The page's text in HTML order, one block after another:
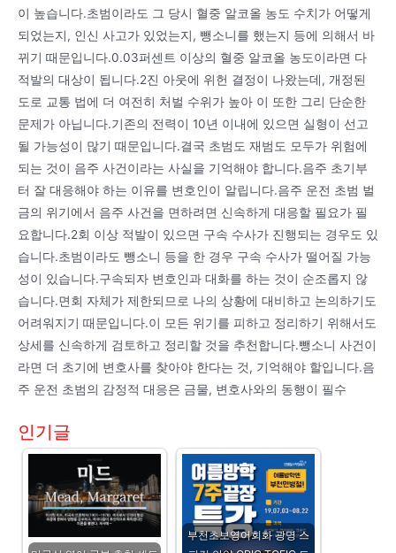
이 높습니다.초범이라도 그 당시 혈중 알코올 농도 수치가 어떻게
되었는지, 인신 사고가 있었는지, 뺑소니를 했는지 등에 의해서 바
뀌기 때문입니다.0.03퍼센트 이상의 혈중 알코올 농도이라면 다
적발의 대상이 됩니다.2진 아웃에 위헌 결정이 나왔는데, 개정된
도로 교통 법에 더 여전히 처벌 수위가 높아 이 또한 그리 단순한
문제가 아닙니다.기존의 전력이 10년 이내에 있으면 실형이 선고
될 가능성이 많기 때문입니다.결국 초범도 재범도 모두가 위험에
되는 것이 음주 사건이라는 사실을 기억해야 합니다.음주 초기부
터 잘 대응해야 하는 이유를 변호인이 알립니다.음주 운전 초범 벌
금의 위기에서 음주 사건을 면하려면 신속하게 대응할 필요가 필
요합니다.2회 이상 적발이 있으면 구속 수사가 진행되는 경우도 있
습니다.초범이라도 뺑소니 등을 한 경우 구속 수사가 떨어질 가능
성이 있습니다.구속되자 변호인과 대화를 하는 것이 순조롭지 않
습니다.면회 자체가 제한되므로 나의 상황에 대비하고 논의하기도
어려워지기 때문입니다.이 모든 위기를 피하고 정리하기 위해서도
상세를 신속하게 검토하고 정리할 것을 추천합니다.뺑소니 사건이
라면 더 초기에 변호사를 찾아야 한다는 것, 기억해야 할입니다.음
주 운전 초범의 감정적 대응은 금물, 변호사와의 동행이 필수
인기글
부천초보영어회화 광명 스